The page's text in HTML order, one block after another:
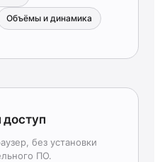
Объёмы и динамика
доступ
без установки
ПО.